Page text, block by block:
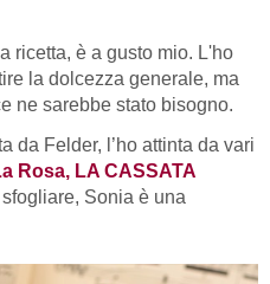
ricetta, è a gusto mio. L'ho
la dolcezza generale, ma
ne sarebbe stato bisogno.
da Felder, l’ho attinta da vari
Rosa, LA CASSATA
Sonia è una